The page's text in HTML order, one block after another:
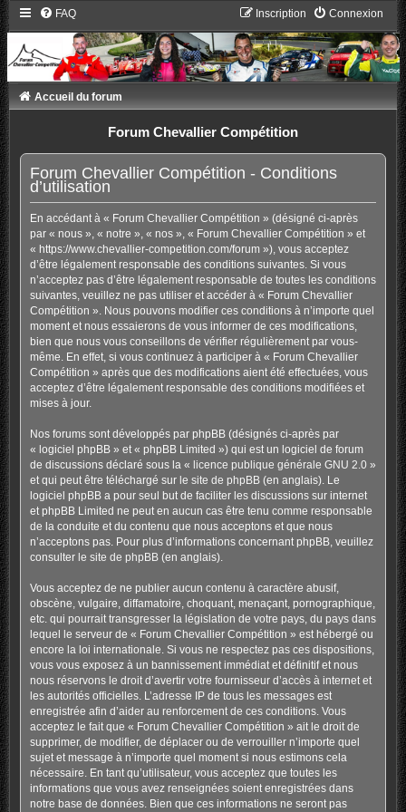
FAQ Connexion
Inscription
Accueil du forum
Forum Chevallier Compétition
Forum Chevallier Compétition - Conditions
d’utilisation
En accédant à « Forum Chevallier Compétition » (désigné ci-après
par « nous », « notre », « nos », « Forum Chevallier Compétition » et
« https://www.chevallier-competition.com/forum »), vous acceptez
d’être légalement responsable des conditions suivantes. Si vous
n’acceptez pas d’être légalement responsable de toutes les conditions
suivantes, veuillez ne pas utiliser et accéder à « Forum Chevallier
Compétition ». Nous pouvons modifier ces conditions à n’importe quel
moment et nous essaierons de vous informer de ces modifications,
bien que nous vous conseillons de vérifier régulièrement par vous-
même. En effet, si vous continuez à participer à « Forum Chevallier
Compétition » après que des modifications aient été effectuées, vous
acceptez d’être légalement responsable des conditions modifiées et
mises à jour.
Nos forums sont développés par phpBB (désignés ci-après par
« logiciel phpBB » et « phpBB Limited ») qui est un logiciel de forum
de discussions déclaré sous la « licence publique générale GNU 2.0»
et qui peut être téléchargé sur le site de phpBB(en anglais). Le
logiciel phpBB a pour seul but de faciliter les discussions sur internet
et phpBB Limited ne peut en aucun cas être tenu comme responsable
de la conduite et du contenu que nous acceptons et que nous
n’acceptons pas. Pour plus d’informations concernant phpBB, veuillez
consulter le site de phpBB(en anglais).
Vous acceptez de ne publier aucun contenu à caractère abusif,
obscène, vulgaire, diffamatoire, choquant, menaçant, pornographique,
etc. qui pourrait transgresser la législation de votre pays, du pays dans
lequel le serveur de « Forum Chevallier Compétition » est hébergé ou
encore la loi internationale. Si vous ne respectez pas ces dispositions,
vous vous exposez à un bannissement immédiat et définitif et nous
nous réservons le droit d’avertir votre fournisseur d’accès à internet et
les autorités officielles. L’adresse IP de tous les messages est
enregistrée afin d’aider au renforcement de ces conditions. Vous
acceptez le fait que « Forum Chevallier Compétition » ait le droit de
supprimer, de modifier, de déplacer ou de verrouiller n’importe quel
sujet et message à n’importe quel moment si nous estimons cela
nécessaire. En tant qu’utilisateur, vous acceptez que toutes les
informations que vous avez renseignées soient enregistrées dans
notre base de données. Bien que ces informations ne seront pas